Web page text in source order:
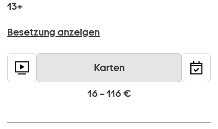
13+
Besetzung anzeigen
Karten
16 – 116 €